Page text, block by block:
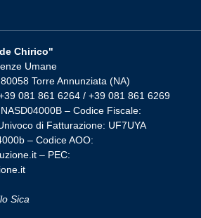
Chirico"
Umane
Torre Annunziata (NA)
081 861 6264 / +39 081 861 6269
– Codice Fiscale:
di Fatturazione: UF7UYA
– Codice AOO:
– PEC:
Sica